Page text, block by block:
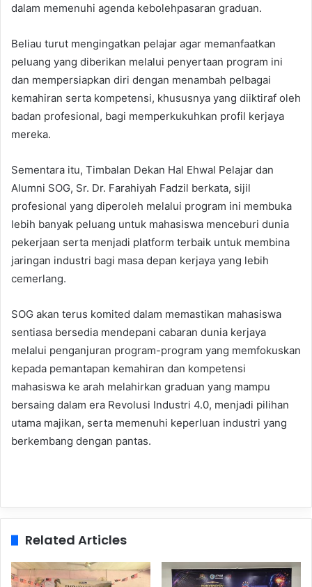
dalam memenuhi agenda kebolehpasaran graduan.
Beliau turut mengingatkan pelajar agar memanfaatkan
peluang yang diberikan melalui penyertaan program ini
dan mempersiapkan diri dengan menambah pelbagai
kemahiran serta kompetensi, khususnya yang diiktiraf oleh
badan profesional, bagi memperkukuhkan profil kerjaya
mereka.
Sementara itu, Timbalan Dekan Hal Ehwal Pelajar dan
Alumni SOG, Sr. Dr. Farahiyah Fadzil berkata, sijil
profesional yang diperoleh melalui program ini membuka
lebih banyak peluang untuk mahasiswa menceburi dunia
pekerjaan serta menjadi platform terbaik untuk membina
jaringan industri bagi masa depan kerjaya yang lebih
cemerlang.
SOG akan terus komited dalam memastikan mahasiswa
sentiasa bersedia mendepani cabaran dunia kerjaya
melalui penganjuran program-program yang memfokuskan
kepada pemantapan kemahiran dan kompetensi
mahasiswa ke arah melahirkan graduan yang mampu
bersaing dalam era Revolusi Industri 4.0, menjadi pilihan
utama majikan, serta memenuhi keperluan industri yang
berkembang dengan pantas.
Related Articles